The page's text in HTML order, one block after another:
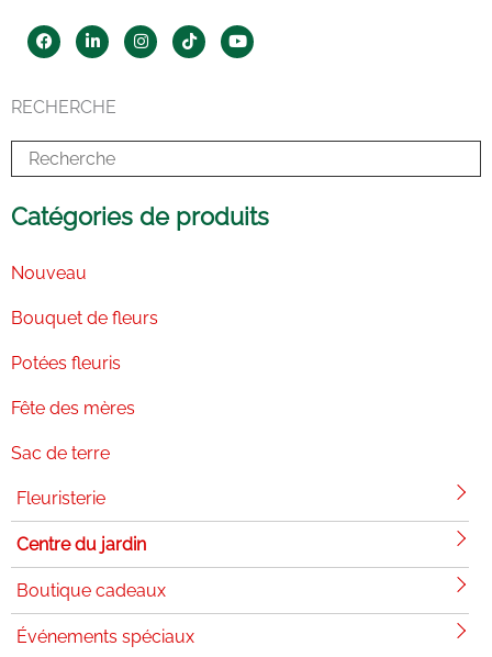
RECHERCHE
Catégories de produits
Nouveau
Bouquet de fleurs
Potées fleuris
Fête des mères
Sac de terre
Fleuristerie
Centre du jardin
Boutique cadeaux
Événements spéciaux
F
a
c
b
o
k
L
i
n
e
d
n
-
i
I
n
s
a
T
i
k
Y
o
u